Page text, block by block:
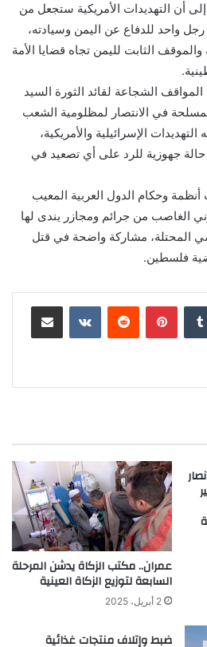
أن التهديدات الأمريكية ستجعل من
واحد للدفاع عن اليمن وسيادته،
والموقف الثابت لليمن تجاه قضايا الأمة
الشجاعة لقائد الثورة السيد
في الانتصار لمظلومية الشعب
الإسرائيلية والأمريكية،
جهوزية للرد على أي تصعيد في
وحكام الدول العربية المعيب
الغاصب من جرائم ومجازر يندى لها
المحتلة، مشاركة واضحة في قتل
فلسطين.
بينتيريست
عمران.. مكتب الزكاة يدشن المرحلة
السابعة لتوزيع الزكاة العينية
2 أبريل، 2025
ضبط وإتلاف منتجات غذائية